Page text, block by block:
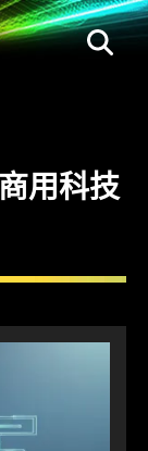
用科技